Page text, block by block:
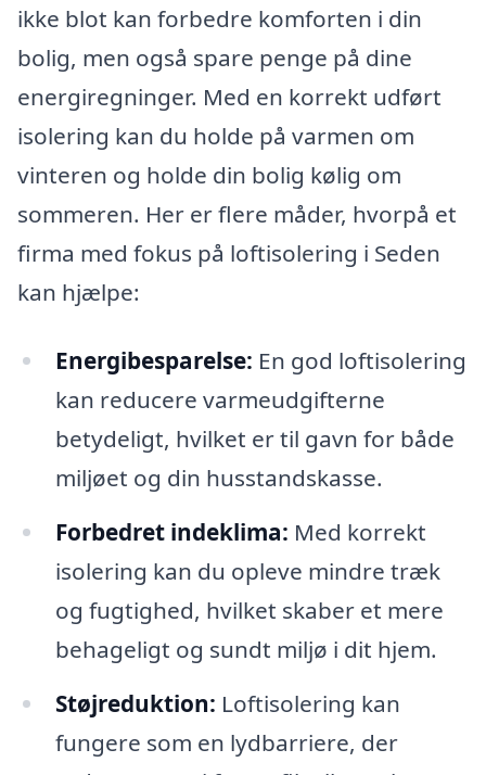
ikke blot kan forbedre komforten i din
bolig, men også spare penge på dine
energiregninger. Med en korrekt udført
isolering kan du holde på varmen om
vinteren og holde din bolig kølig om
sommeren. Her er flere måder, hvorpå et
firma med fokus på loftisolering i Seden
kan hjælpe:
Energibesparelse: En god loftisolering
kan reducere varmeudgifterne
betydeligt, hvilket er til gavn for både
miljøet og din husstandskasse.
Forbedret indeklima: Med korrekt
isolering kan du opleve mindre træk
og fugtighed, hvilket skaber et mere
behageligt og sundt miljø i dit hjem.
Støjreduktion: Loftisolering kan
fungere som en lydbarriere, der